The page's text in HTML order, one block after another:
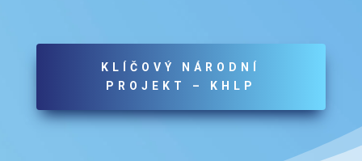
KLÍČOVÝ NÁRODNÍ
PROJEKT – KHLP